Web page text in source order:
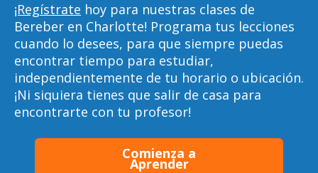
¡Regístrate hoy para nuestras clases de
Bereber en Charlotte! Programa tus lecciones
cuando lo desees, para que siempre puedas
encontrar tiempo para estudiar,
independientemente de tu horario o ubicación.
¡Ni siquiera tienes que salir de casa para
encontrarte con tu profesor!
Comienza a
Aprender